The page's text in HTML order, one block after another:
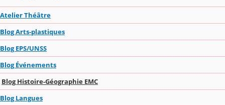
Atelier Théâtre
Blog Arts-plastiques
Blog EPS/UNSS
Blog Événements
Blog Histoire-Géographie EMC
Blog Langues